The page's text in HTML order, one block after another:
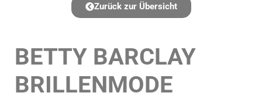
Zurück zur Übersicht
BETTY BARCLAY
BRILLENMODE